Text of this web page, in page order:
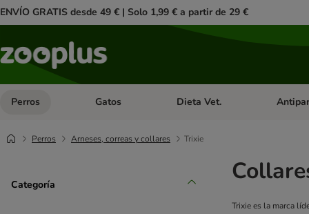
ENVÍO GRATIS desde 49 € | Solo 1,99 € a partir de 29 €
Perros Menú de categoria abierto: Perros
Gatos Menú de categoria abierto: Gatos
Dieta Vet. Menú
Perros Arneses, correas y collares Trixie
Categoría
Trixie es la marca